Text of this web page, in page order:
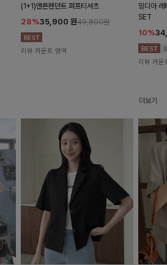
(1+1)앤튼펜던트 퍼프티셔츠
28%35,900 원49,800원
리뷰 카운트 영역
밍디아 레
SET
10%
리뷰 카운
더보기